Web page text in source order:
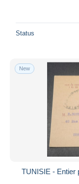
Status
New
TUNISIE - Entier